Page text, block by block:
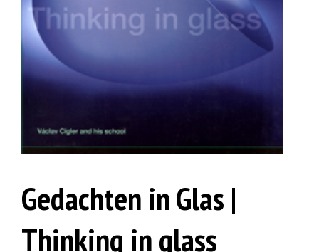
Gedachten in Glas |
Thinking in glass